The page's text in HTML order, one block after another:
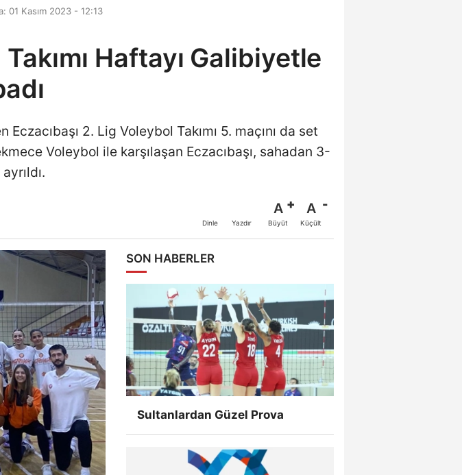
01 Kasım 2023 - 12:13
Haftayı Galibiyetle
2. Lig Voleybol Takımı 5. maçını da set
Voleybol ile karşılaşan Eczacıbaşı, sahadan 3-
Dinle Yazdır
A
Büyüt
A
Küçült
SON HABERLER
Sultanlardan Güzel Prova